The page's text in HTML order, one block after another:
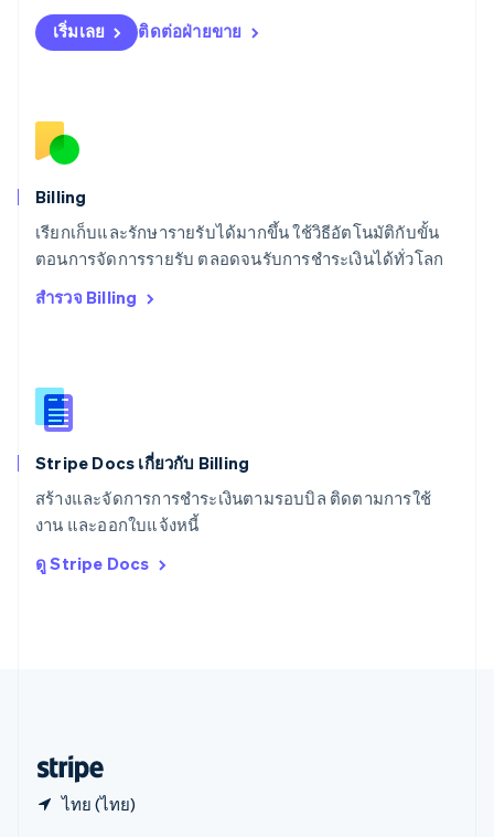
เริ่มเลย ติดต่อฝ่ายขาย
Billing
เรียกเก็บและรักษารายรับได้มากขึ้น ใช้วิธีอัตโนมัติกับขั้น
ตอนการจัดการรายรับ ตลอดจนรับการชำระเงินได้ทั่วโลก
สำรวจ Billing
Stripe Docs เกี่ยวกับ Billing
สร้างและจัดการการชำระเงินตามรอบบิล ติดตามการใช้
งาน และออกใบแจ้งหนี้
ดู Stripe Docs
ไทย (ไทย)
สเปน
EspañolEnglish
สโลวาเกีย
สวิตเซอร์แลนด์
Deutsch
สวีเดน
Svenska
สหรัฐอเมริกา
EnglishEspañol简体中文
English
English
สิงคโปร์
ออสเตรเลีย
ออสเตรีย
DeutschEnglish
ItalianoEnglish